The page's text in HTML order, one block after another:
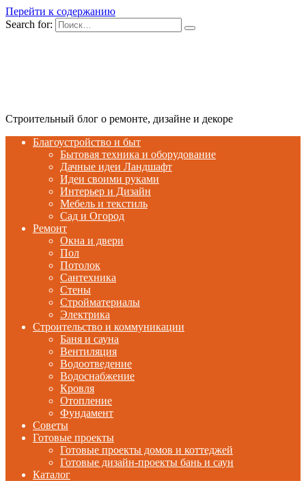
Перейти к содержанию
Search for:
Строительный блог о ремонте, дизайне и декоре
Благоустройство и быт
Бытовая техника и оборудование
Дачные идеи Ландшафт
Идеи своими руками
Интерьер и Дизайн
Мебель и текстиль
Сад и Огород
Ремонт
Окна и двери
Пол
Потолок
Сантехника
Стены
Стройматериалы
Электрика
Строительство и коммуникации
Баня и сауна
Вентиляция
Водоотведение
Водоснабжение
Кровля
Отопление
Фундамент
Советы
Готовые проекты
Готовые проекты домов и коттеджей
Готовые дизайн-проекты бань и саун
Каталог